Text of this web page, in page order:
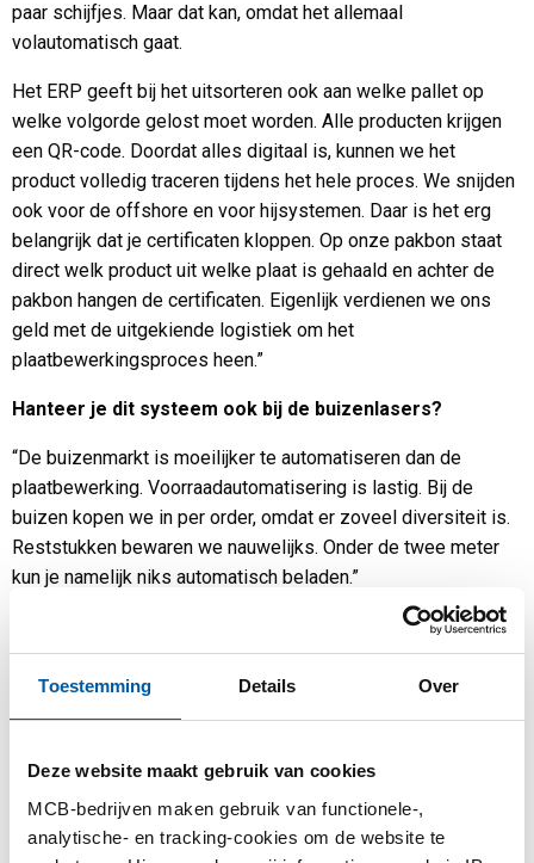
Toestemming Details Over
Deze website maakt gebruik van cookies
MCB-bedrijven maken gebruik van functionele-,
analytische- en tracking-cookies om de website te
paar schijfjes. Maar dat kan, omdat het allemaal
volautomatisch gaat.
Het ERP geeft bij het uitsorteren ook aan welke pallet op
welke volgorde gelost moet worden. Alle producten krijgen
een QR-code. Doordat alles digitaal is, kunnen we het
product volledig traceren tijdens het hele proces. We snijden
ook voor de offshore en voor hijsystemen. Daar is het erg
belangrijk dat je certificaten kloppen. Op onze pakbon staat
direct welk product uit welke plaat is gehaald en achter de
pakbon hangen de certificaten. Eigenlijk verdienen we ons
geld met de uitgekiende logistiek om het
plaatbewerkingsproces heen.”
Hanteer je dit systeem ook bij de buizenlasers?
“De buizenmarkt is moeilijker te automatiseren dan de
plaatbewerking. Voorraadautomatisering is lastig. Bij de
buizen kopen we in per order, omdat er zoveel diversiteit is.
Reststukken bewaren we nauwelijks. Onder de twee meter
kun je namelijk niks automatisch beladen.”
“De buislasers zijn voor ons een mooie aanvulling. Klanten
hebben vaak zowel plaat als buis nodig. Sinds 2017 hebben
we daarom twee 3D-buislasers staan in Veenendaal. Die
zorgen voor zo’n 20% van onze omzet. Beide machines
kunnen worden en één heeft een steploader aan de voorkant,
waarmee we hoeklijnen en enkele stuks kunnen laden.”
Welke ontwikkelingen zie je in de buizenmarkt?